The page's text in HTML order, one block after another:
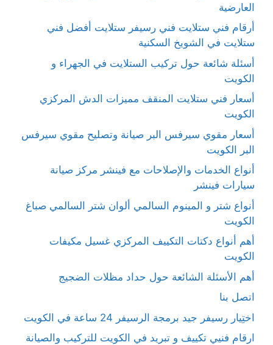
العارضية
أرقام فني ستلايت فني رسيفر ستلايت أفضل فني
ستلايت في الشويخ السكنية
أسئلة شائعة حول تركيب الستلايت في الجهراء و
الكويت
أسعار فني ستلايت المنقف مميزات الدش المركزي
الكويت
أسعار مقوي سيرفس البر صيانة وتصليح مقوي سيرفس
البر الكويت
أنواع الخدمات والإصلاحات مع فينشر مركز صيانة
سيارات فينشر
أنواع شتر و المينوم السالمي ألوان شتر السالمي صباغ
الكويت
أهم أنواع دكتات التكييف المركزي غسيل مكيفات
الكويت
أهم الأسئلة الشائعة حول حداد مظلات الضجيج
اتصل بنا
اختِيار رسيفر جيد برمجة الرسيفر 24 ساعة في الكويت
ارقام فنيي تكييف و تبريد في الكويت للتركيب والصيانة